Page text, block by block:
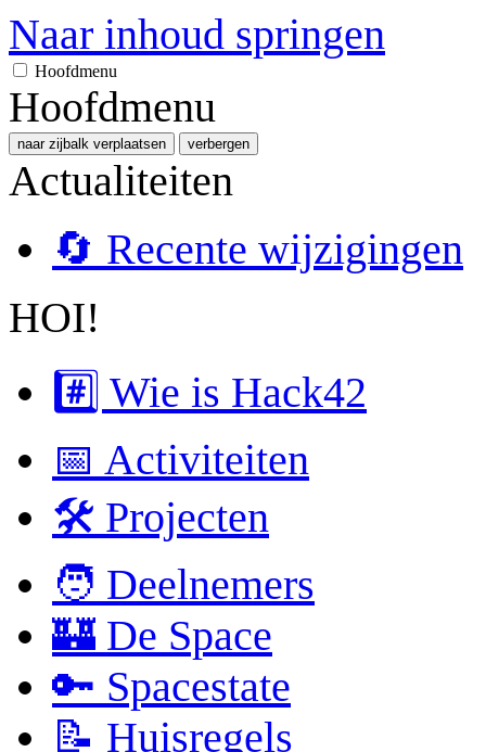
Naar inhoud springen
Hoofdmenu
Hoofdmenu
naar zijbalk verplaatsen verbergen
Actualiteiten
🔄 Recente wijzigingen
HOI!
#️⃣ Wie is Hack42
📅 Activiteiten
🛠 Projecten
🧑 Deelnemers
🏰 De Space
🔑 Spacestate
📝 Huisregels